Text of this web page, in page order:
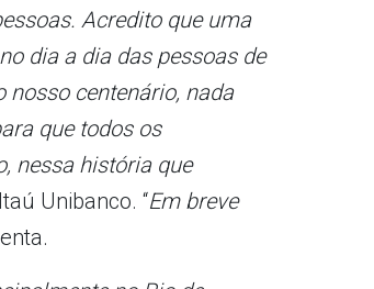
Acredito que uma
dia a dia das pessoas de
nosso centenário, nada
que todos os
nessa história que
Unibanco. “Em breve